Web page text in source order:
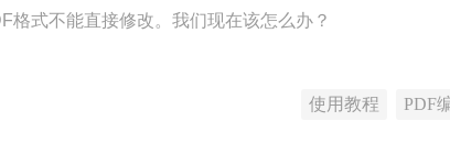
格式不能直接修改。我们现在该怎么办？
使用教程 PDF